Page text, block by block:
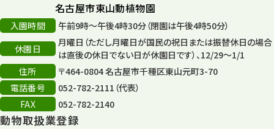
名古屋市東山動植物園
入園時間
午前9時～午後4時30分（閉園は午後4時50分）
休園日
月曜日（ただし月曜日が国民の祝日または振替休日の場合
は直後の休日でない日が休園日です）、12/29～1/1
住所
〒464-0804 名古屋市千種区東山元町3-70
電話番号
052-782-2111（代表）
FAX
052-782-2140
動物取扱業登録